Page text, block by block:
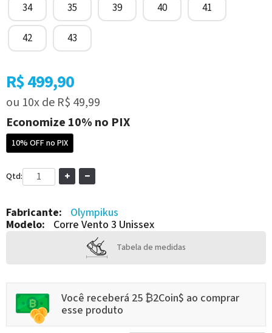
34 35 39 40 41
42 43
R$ 499,90
ou 10xde R$ 49,99
Economize 10% no PIX
10% OFF no PIX
Qtd:
Fabricante:
Olympikus
Modelo:
Corre Vento 3 Unissex
Tabela de medidas
Você receberá 25 ₿2Coin$ ao comprar
esse produto